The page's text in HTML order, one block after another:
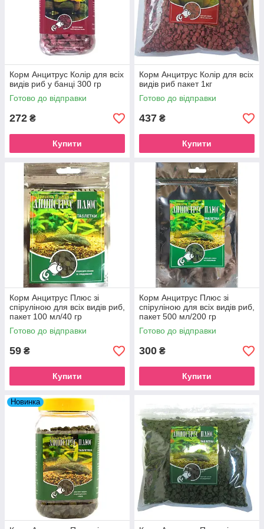
Корм Анцитрус Колір для всіх
видів риб у банці 300 гр
Готово до відправки
272 ₴
Купити
Корм Анцитрус Колір для всіх
видів риб пакет 1кг
Готово до відправки
437 ₴
Купити
Корм Анцитрус Плюс зі
спіруліною для всіх видів риб,
пакет 100 мл/40 гр
Готово до відправки
59 ₴
Купити
Корм Анцитрус Плюс зі
спіруліною для всіх видів риб,
пакет 500 мл/200 гр
Готово до відправки
300 ₴
Купити
Новинка